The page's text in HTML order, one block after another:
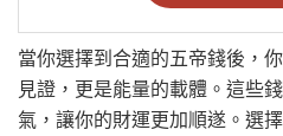
當你選擇到合適的五帝錢後，
見證，更是能量的載體。這些
氣，讓你的財運更加順遂。選